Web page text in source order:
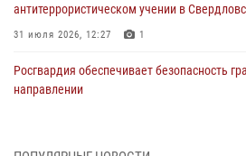
антитеррористическом учении в
31 июля 2026, 12:27 1
Росгвардия обеспечивает безопасность
направлении
Представитель Управления Росгвардии по